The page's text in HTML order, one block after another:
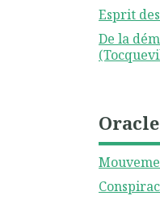
Esprit
De la